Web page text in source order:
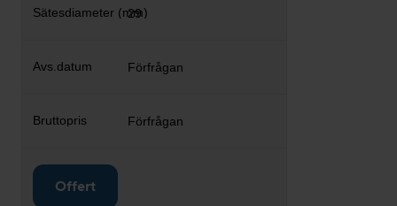
29
Förfrågan
Förfrågan
Offert